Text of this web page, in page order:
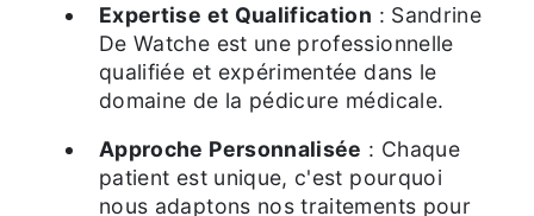
Expertise et Qualification : Sandrine
De Watche est une professionnelle
qualifiée et expérimentée dans le
domaine de la pédicure médicale.
Approche Personnalisée : Chaque
patient est unique, c'est pourquoi
nous adaptons nos traitements pour